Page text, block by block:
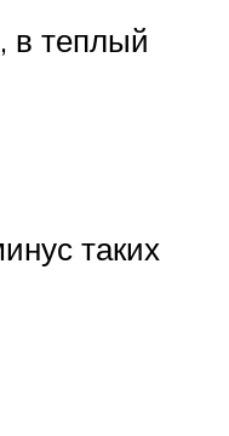
в теплый
таких